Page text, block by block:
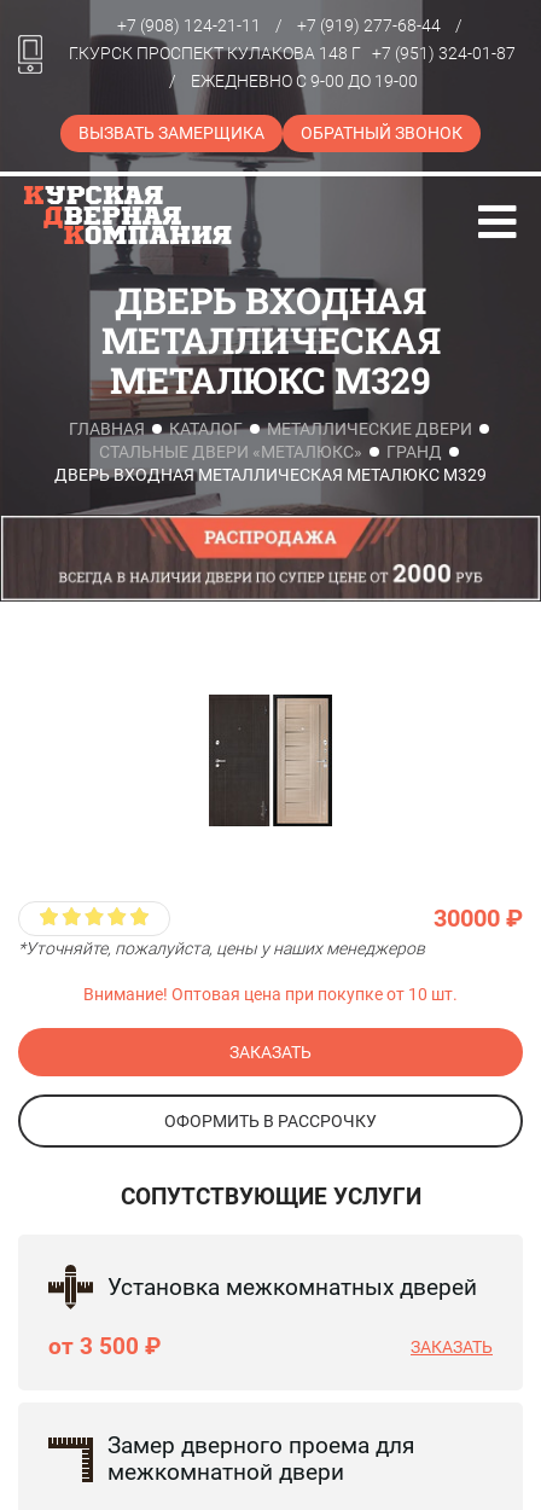
+7 (908) 124-21-11 / +7 (919) 277-68-44
/
Г.КУРСК ПРОСПЕКТ КУЛАКОВА 148 Г +7 (951) 324-01-87
/
ЕЖЕДНЕВНО С 9-00 ДО 19-00
ВЫЗВАТЬ ЗАМЕРЩИКА ОБРАТНЫЙ ЗВОНОК
ДВЕРЬ ВХОДНАЯ
МЕТАЛЛИЧЕСКАЯ
МЕТАЛЮКС М329
ГЛАВНАЯ КАТАЛОГ
МЕТАЛЛИЧЕСКИЕ ДВЕРИ
СТАЛЬНЫЕ ДВЕРИ «МЕТАЛЮКС»
ГРАНД
ДВЕРЬ ВХОДНАЯ МЕТАЛЛИЧЕСКАЯ МЕТАЛЮКС М329
30000 ₽
*Уточняйте, пожалуйста, цены у наших менеджеров
Внимание! Оптовая цена при покупке от 10 шт.
ЗАКАЗАТЬ
ОФОРМИТЬ В РАССРОЧКУ
СОПУТСТВУЮЩИЕ УСЛУГИ
Установка межкомнатных дверей
от 3 500 ₽ ЗАКАЗАТЬ
Замер дверного проема для
межкомнатной двери